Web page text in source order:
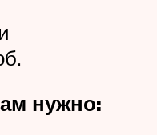
нужно: